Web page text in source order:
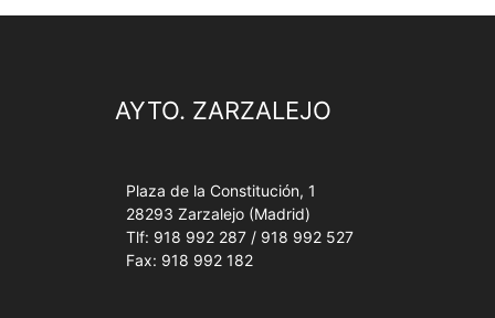
AYTO. ZARZALEJO
Plaza de la Constitución, 1
28293 Zarzalejo (Madrid)
Tlf: 918 992 287 / 918 992 527
Fax: 918 992 182